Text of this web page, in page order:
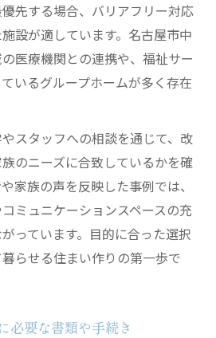
先する場合、バリアフリー対応
設が適しています。名古屋市中
医療機関との連携や、福祉サー
いるグループホームが多く存在
スタッフへの相談を通じて、改
のニーズに合致しているかを確
家族の声を反映した事例では、
ミュニケーションスペースの充
っています。目的に合った選択
らせる住まい作りの第一歩で
必要な書類や手続き